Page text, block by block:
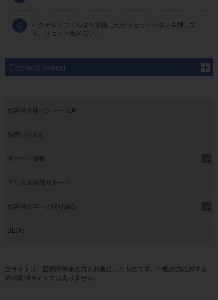
バクテリアフィルタを交換したがリセットボタンを押して
も、リセット出来ない。
お客様相談センターTOP
お問い合わせ
サポート情報
デジタル製品サポート
お客様の声への取り組み
BLOG
当サイトは、医療関係者の方を対象にしたものです。一般の方に対する
情報提供サイトではありません。